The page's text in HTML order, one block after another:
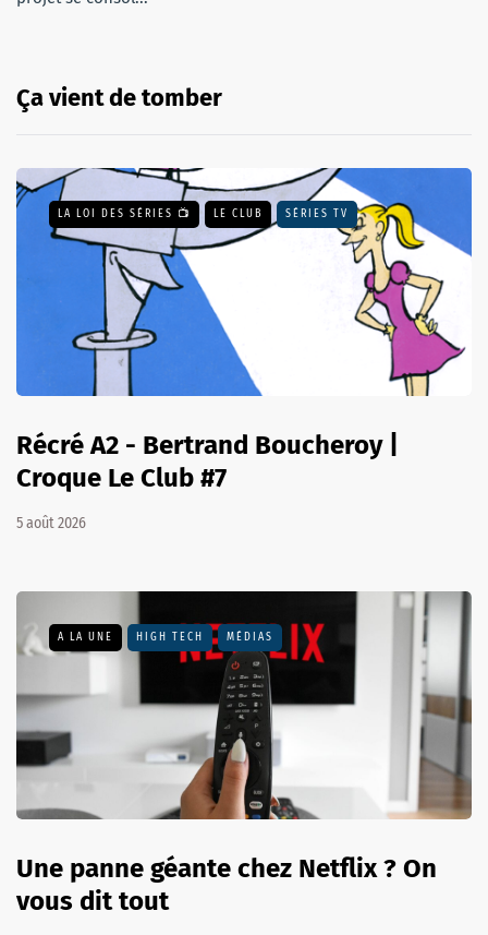
Ça vient de tomber
LA LOI DES SÉRIES 📺 LE CLUB SÉRIES TV
Récré A2 - Bertrand Boucheroy |
Croque Le Club #7
5 août 2026
A LA UNE HIGH TECH MÉDIAS
Une panne géante chez Netflix ? On
vous dit tout